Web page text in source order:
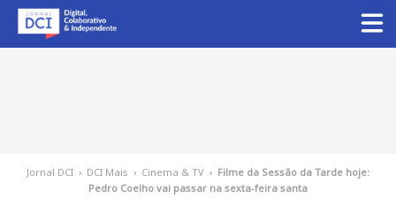
Jornal DCI › DCI Mais › Cinema & TV › Filme da Sessão da Tarde hoje:
Pedro Coelho vai passar na sexta-feira santa